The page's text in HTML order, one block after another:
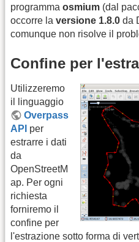
programma osmium (dal
occorre la versione 1.8.0 da
comunque non risolve il
Confine per
Utilizzeremo
il linguaggio
Overpass
API per
estrarre i dati
da
OpenStreetM
ap. Per ogni
richiesta
forniremo il
confine per
l'estrazione sotto forma di